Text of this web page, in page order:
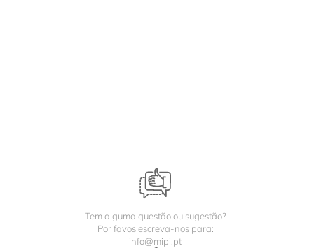
Tem alguma questão ou sugestão?
Por favos escreva-nos para:
info@mipi.pt